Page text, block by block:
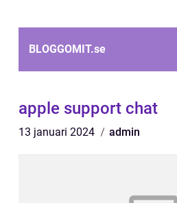
BLOGGOMIT.se
apple support chat
13 januari 2024 admin